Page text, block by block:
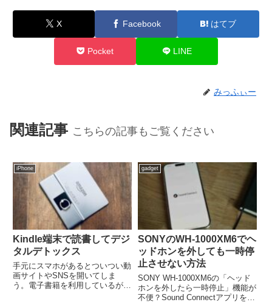
X Facebook はてブ
Pocket LINE
みっふぃー
関連記事 こちらの記事もご覧ください
iPhone
Kindle端末で読書してデジ
タルデトックス
手元にスマホがあるとついつい動
画サイトやSNSを開いてしま
う。電子書籍を利用しているがイ
gadget
SONYのWH-1000XM6でヘ
ッドホンを外しても一時停
止させない方法
SONY WH-1000XM6の「ヘッド
ホンを外したら一時停止」機能が
不便？Sound Connectアプリを使